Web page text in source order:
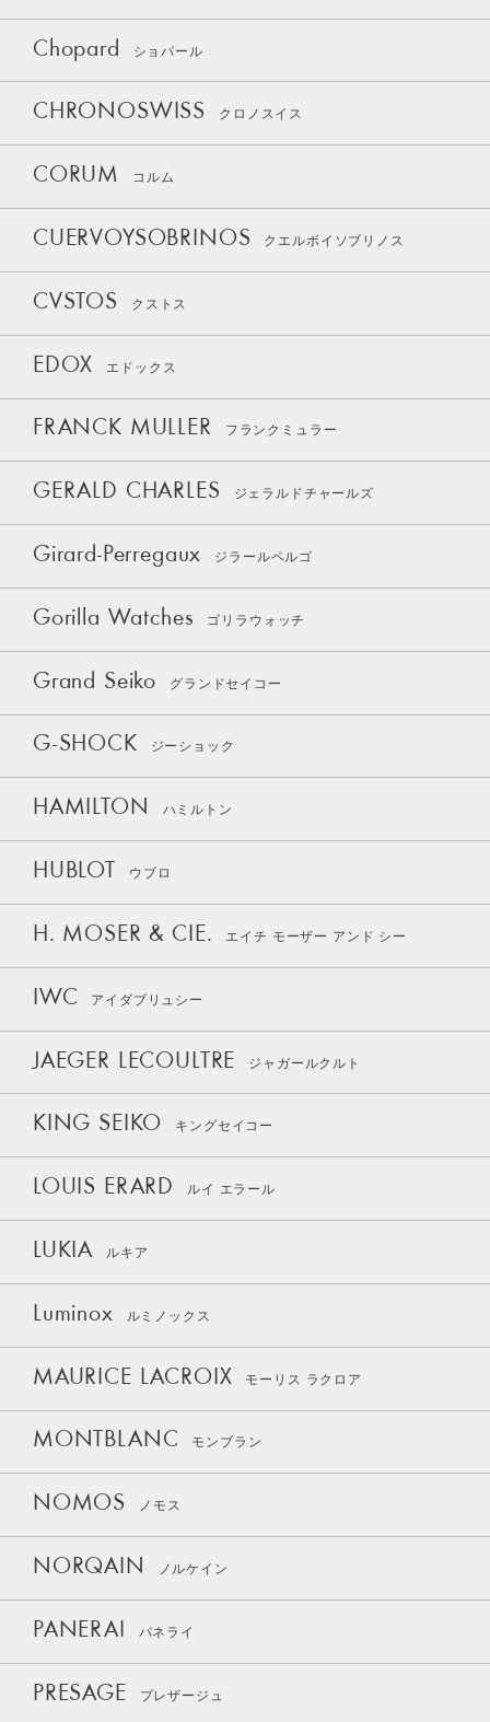
Chopard ショパール
CHRONOSWISS クロノスイス
CORUM コルム
CUERVOYSOBRINOS クエルボイソブリノス
CVSTOS クストス
EDOX エドックス
FRANCK MULLER フランクミュラー
GERALD CHARLES ジェラルドチャールズ
Girard-Perregaux ジラールペルゴ
Gorilla Watches ゴリラウォッチ
Grand Seiko グランドセイコー
G-SHOCK ジーショック
HAMILTON ハミルトン
HUBLOT ウブロ
H. MOSER & CIE. エイチ モーザー アンド シー
IWC アイダブリュシー
JAEGER LECOULTRE ジャガールクルト
KING SEIKO キングセイコー
LOUIS ERARD ルイ エラール
LUKIA ルキア
Luminox ルミノックス
MAURICE LACROIX モーリス ラクロア
MONTBLANC モンブラン
NOMOS ノモス
NORQAIN ノルケイン
PANERAI パネライ
PRESAGE プレザージュ